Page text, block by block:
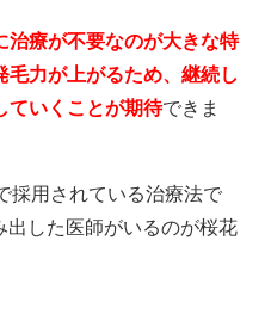
治療が不要なのが大きな特
力が上がるため、継続し
ていくことが期待できま
採用されている治療法で
した医師がいるのが桜花